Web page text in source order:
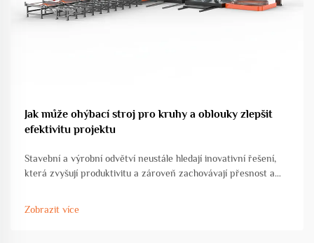
Jak může ohýbací stroj pro kruhy a oblouky zlepšit
efektivitu projektu
Stavební a výrobní odvětví neustále hledají inovativní řešení,
která zvyšují produktivitu a zároveň zachovávají přesnost a
Zobrazit více